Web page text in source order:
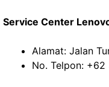
Service Center
Alamat: Jalan
No. Telpon: